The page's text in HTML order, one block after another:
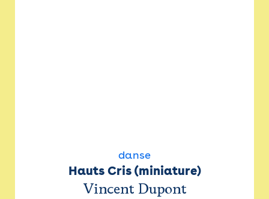
danse
Hauts Cris (miniature)
Vincent Dupont